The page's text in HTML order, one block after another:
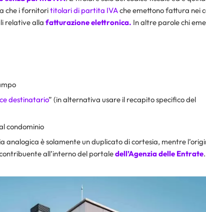
che i fornitorititolari di partita IVAche emettono fattura nei
relative alla fatturazione elettronica. In altre parole chi
destinatario” (in alternativa usare il recapito specifico del
condominio
analogica è solamente un duplicato di cortesia, mentre
all’interno del portaledell’Agenzia delle Entrate.